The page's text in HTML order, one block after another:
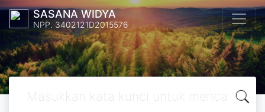
SASANA WIDYA
NPP. 3402121D2015576